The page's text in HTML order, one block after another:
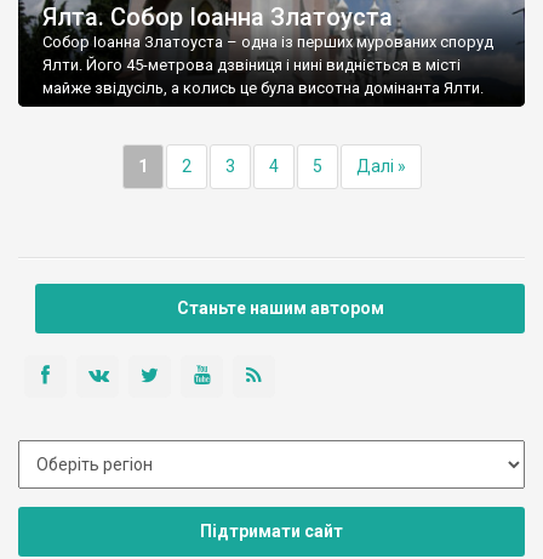
Ялта. Собор Іоанна Златоуста
Собор Іоанна Златоуста – одна із перших мурованих споруд
Ялти. Його 45-метрова дзвіниця і нині видніється в місті
майже звідусіль, а колись це була висотна домінанта Ялти.
1 2 3 4 5 Далі »
Станьте нашим автором
Підтримати сайт